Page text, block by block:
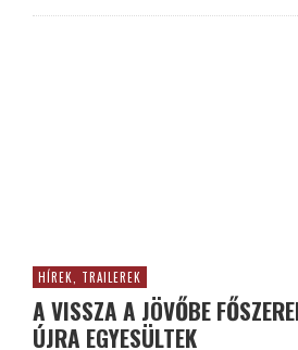
HÍREK, TRAILEREK
A VISSZA A JÖVŐBE
ÚJRA EGYESÜLTEK